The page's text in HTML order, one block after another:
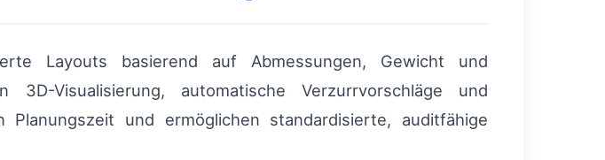
Layouts basierend auf Abmessungen, Gewicht und
3D-Visualisierung, automatische Verzurrvorschläge und
und ermöglichen standardisierte, auditfähige